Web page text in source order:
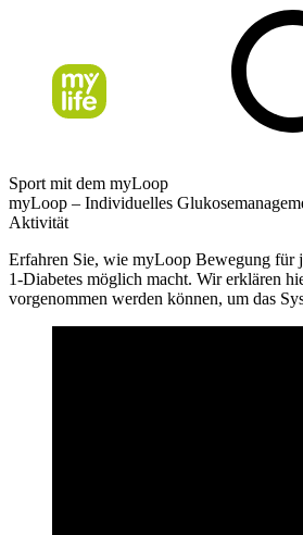
Sport mit dem myLoop
myLoop – Individuelles
Aktivität
Erfahren Sie, wie myLoop Bewegung für
1-Diabetes möglich macht. Wir erklären
vorgenommen werden können, um das